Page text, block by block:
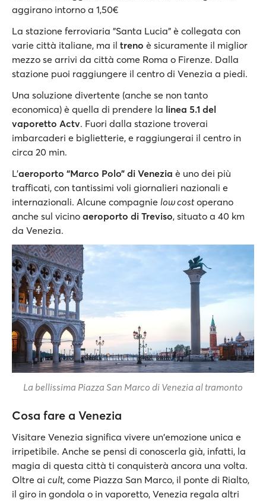
aggirano intorno a 1,50€
La stazione ferroviaria "Santa Lucia" è collegata con
varie città italiane, ma il treno è sicuramente il miglior
mezzo se arrivi da città come Roma o Firenze. Dalla
stazione puoi raggiungere il centro di Venezia a piedi.
Una soluzione divertente (anche se non tanto
economica) è quella di prendere la linea 5.1 del
vaporetto Actv. Fuori dalla stazione troverai
imbarcaderi e biglietterie, e raggiungerai il centro in
circa 20 min.
L’aeroporto “Marco Polo” di Venezia è uno dei più
trafficati, con tantissimi voli giornalieri nazionali e
internazionali. Alcune compagnie low costoperano
anche sul vicino aeroporto di Treviso, situato a 40 km
da Venezia.
La bellissima Piazza San Marco di Venezia al tramonto
Cosa fare a Venezia
Visitare Venezia significa vivere un'emozione unica e
irripetibile. Anche se pensi di conoscerla già, infatti, la
magia di questa città ti conquisterà ancora una volta.
Oltre ai cult, come Piazza San Marco, il ponte di Rialto,
il giro in gondola o in vaporetto, Venezia regala altri